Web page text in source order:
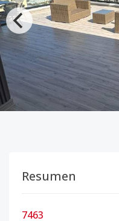
Resumen
7463